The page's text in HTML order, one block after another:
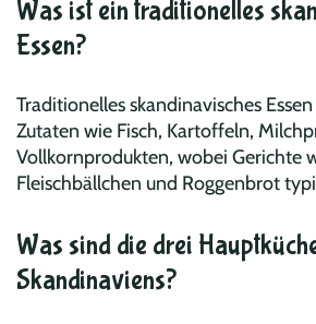
Was ist ein traditionelles
Essen?
Traditionelles skandinavisches
Zutaten wie Fisch, Kartoffeln,
Vollkornprodukten, wobei Gerichte
Fleischbällchen und Roggenbrot
Was sind die drei
Skandinaviens?